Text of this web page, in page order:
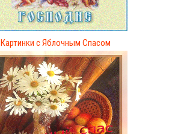
Картинки с Яблочным Спасом